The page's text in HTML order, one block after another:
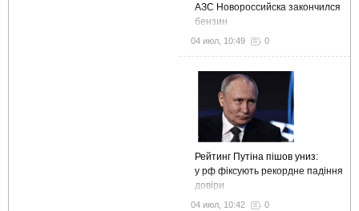
АЗС Новороссийска закончился
бензин
04 июл, 10:49 0
Рейтинг Путіна пішов униз:
у рф фіксують рекордне падіння
довіри
04 июл, 10:42 0